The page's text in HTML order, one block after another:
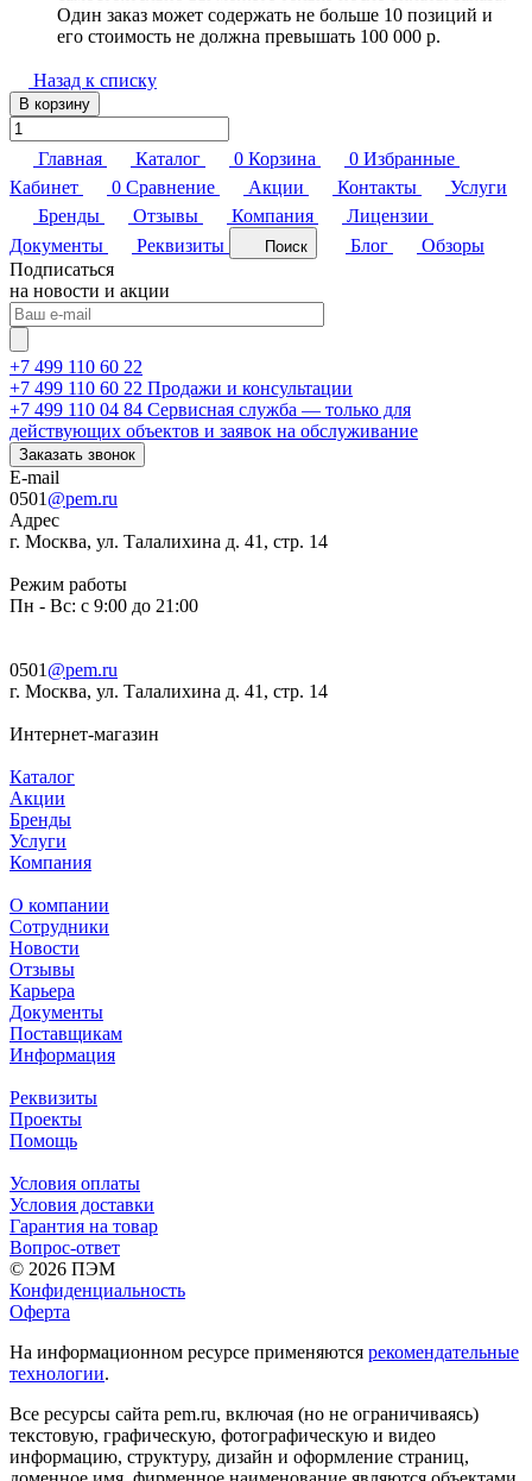
Один заказ может содержать не больше 10 позиций и
его стоимость не должна превышать 100 000 р.
Назад к списку
В корзину
Главная Каталог 0 Корзина 0 Избранные
Кабинет
0 Сравнение Акции Контакты
Услуги
Бренды
Отзывы Компания
Лицензии
Документы
Реквизиты Поиск Блог
Обзоры
Подписаться
на новости и акции
+7 499 110 60 22
+7 499 110 60 22 Продажи и консультации
+7 499 110 04 84 Сервисная служба — только для
действующих объектов и заявок на обслуживание
Заказать звонок
E-mail
0501 @pem.ru
Адрес
г. Москва, ул. Талалихина д. 41, стр. 14
Режим работы
Пн - Вс: с 9:00 до 21:00
0501 @pem.ru
г. Москва, ул. Талалихина д. 41, стр. 14
Интернет-магазин
Каталог
Акции
Бренды
Услуги
Компания
О компании
Сотрудники
Новости
Отзывы
Карьера
Документы
Поставщикам
Информация
Реквизиты
Проекты
Помощь
Условия оплаты
Условия доставки
Гарантия на товар
Вопрос-ответ
© 2026 ПЭМ
Конфиденциальность
Оферта
На информационном ресурсе применяются рекомендательные
технологии.
Все ресурсы сайта pem.ru, включая (но не ограничиваясь)
текстовую, графическую, фотографическую и видео
информацию, структуру, дизайн и оформление страниц,